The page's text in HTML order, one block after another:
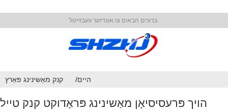
ברוכים הבאים צו אונדזער וועבזייטל.
היים קנק מאַשינינג פּאַרץ
הויך פּרעסיסיאָן מאַשינינג פּראָדוקט קנק טייל